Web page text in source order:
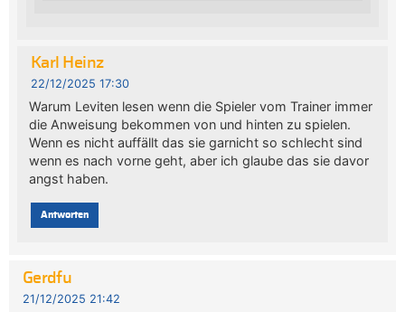
Karl Heinz
22/12/2025 17:30
Warum Leviten lesen wenn die Spieler vom Trainer immer
die Anweisung bekommen von und hinten zu spielen.
Wenn es nicht auffällt das sie garnicht so schlecht sind
wenn es nach vorne geht, aber ich glaube das sie davor
angst haben.
Antworten
Gerdfu
21/12/2025 21:42